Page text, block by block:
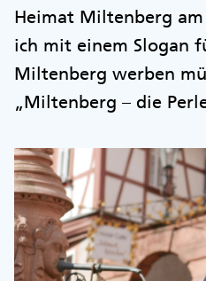
Heimat Miltenberg
ich mit einem Slogan
Miltenberg werben
„Miltenberg – die